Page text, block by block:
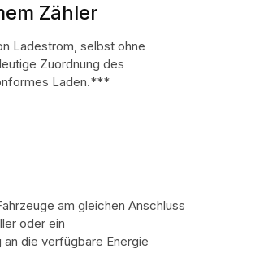
Zähler
Ladestrom, selbst ohne
Zuordnung des
Laden.***
am gleichen Anschluss
oder ein
die verfügbare Energie